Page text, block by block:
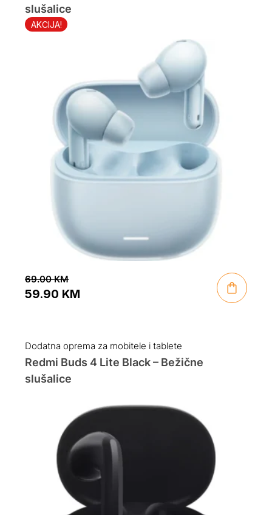
AKCIJA!
slušalice
69.00KM
was:
69.00 KM.
59.90 KM
is:
59.90 KM.
Dodatna oprema za mobitele i tablete
Redmi Buds 4 Lite Black – Bežične
slušalice